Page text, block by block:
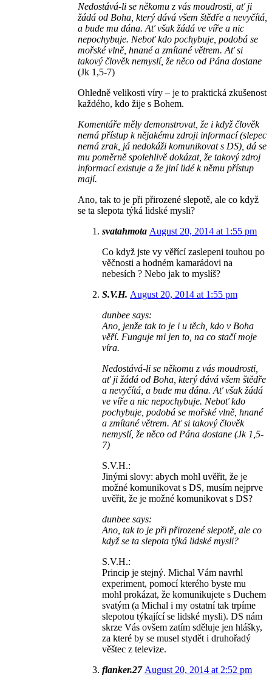
Nedostává-li se někomu z vás moudrosti, ať ji
žádá od Boha, který dává všem štědře a nevyčítá,
a bude mu dána. Ať však žádá ve víře a nic
nepochybuje. Neboť kdo pochybuje, podobá se
mořské vlně, hnané a zmítané větrem. Ať si
takový člověk nemyslí, že něco od Pána dostane
(Jk 1,5-7)
Ohledně velikosti víry – je to praktická zkušenost
každého, kdo žije s Bohem.
Komentáře měly demonstrovat, že i když člověk
nemá přístup k nějakému zdroji informací (slepec
nemá zrak, já nedokáži komunikovat s DS), dá se
mu poměrně spolehlivě dokázat, že takový zdroj
informací existuje a že jiní lidé k němu přístup
mají.
Ano, tak to je při přirozené slepotě, ale co když
se ta slepota týká lidské mysli?
svatahmota August 20, 2014 at 1:55 pm
Co když jste vy věřící zaslepeni touhou po
věčnosti a hodném kamarádovi na
nebesích ? Nebo jak to myslíš?
S.V.H. August 20, 2014 at 1:55 pm
dunbee says:
Ano, jenže tak to je i u těch, kdo v Boha
věří. Funguje mi jen to, na co stačí moje
víra.
Nedostává-li se někomu z vás moudrosti,
ať ji žádá od Boha, který dává všem štědře
a nevyčítá, a bude mu dána. Ať však žádá
ve víře a nic nepochybuje. Neboť kdo
pochybuje, podobá se mořské vlně, hnané
a zmítané větrem. Ať si takový člověk
nemyslí, že něco od Pána dostane (Jk 1,5-
7)
S.V.H.:
Jinými slovy: abych mohl uvěřit, že je
možné komunikovat s DS, musím nejprve
uvěřit, že je možné komunikovat s DS?
dunbee says:
Ano, tak to je při přirozené slepotě, ale co
když se ta slepota týká lidské mysli?
S.V.H.:
Princip je stejný. Michal Vám navrhl
experiment, pomocí kterého byste mu
mohl prokázat, že komunikujete s Duchem
svatým (a Michal i my ostatní tak trpíme
slepotou týkající se lidské mysli). DS nám
skrze Vás ovšem zatím sděluje jen hlášky,
za které by se musel stydět i druhořadý
věštec z televize.
flanker.27 August 20, 2014 at 2:52 pm